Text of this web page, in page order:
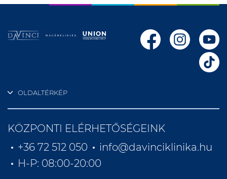
OLDALTÉRKÉP
KÖZPONTI ELÉRHETŐSÉGEINK
+36 72 512 050
info@davinciklinika.hu
H-P: 08:00-20:00